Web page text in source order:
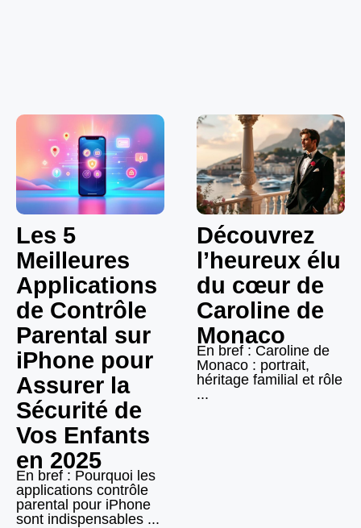
Les 5
Meilleures
Applications
de Contrôle
Parental sur
iPhone pour
Assurer la
Sécurité de
Vos Enfants
en 2025
En bref : Pourquoi les
applications contrôle
parental pour iPhone
sont indispensables ...
Découvrez
l’heureux élu
du cœur de
Caroline de
Monaco
En bref : Caroline de
Monaco : portrait,
héritage familial et rôle
...